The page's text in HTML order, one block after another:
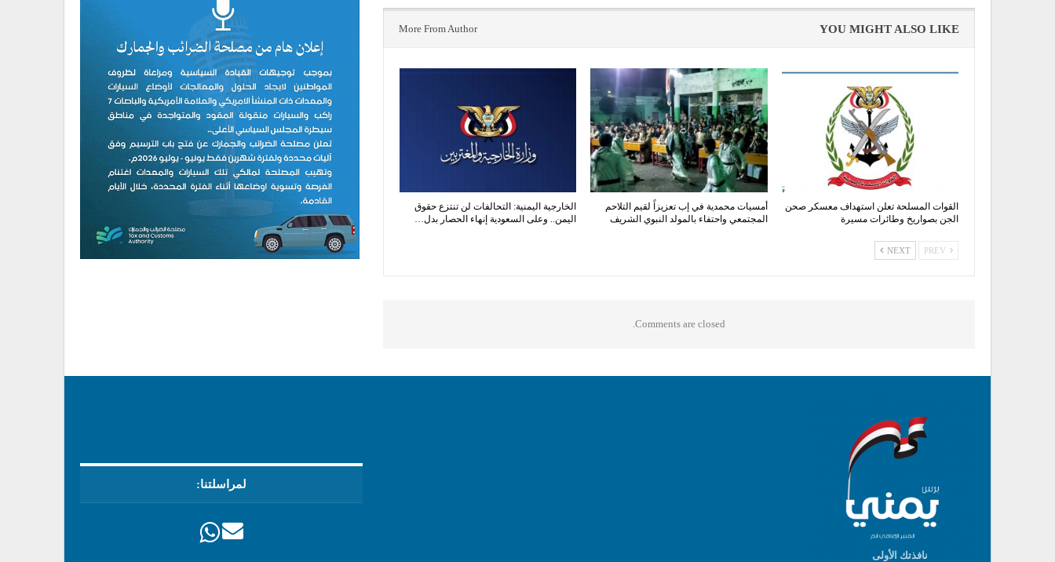
YOU MIGHT ALSO LIKE
More From Author
القوات المسلحة تعلن استهداف معسكر صحن
الجن بصواريخ وطائرات مسيرة
أمسيات محمدية في إب تعزيزاً لقيم التلاحم
المجتمعي واحتفاء بالمولد النبوي الشريف
الخارجية اليمنية: التحالفات لن تنتزع حقوق
اليمن.. وعلى السعودية إنهاء الحصار بدل…
NEXT
Comments are closed.
نافذتك الأولى
لمراسلتنا: